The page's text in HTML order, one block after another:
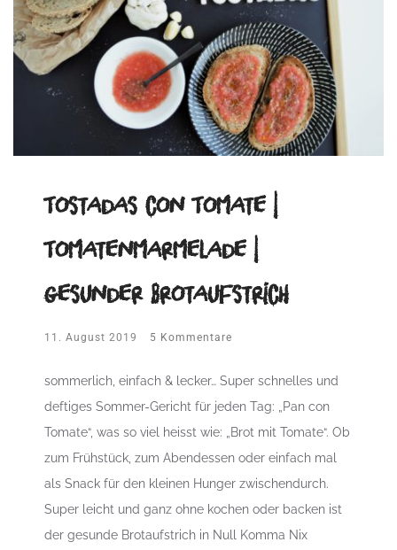
Tostadas con Tomate |
Tomatenmarmelade |
gesunder Brotaufstrich
11. August 2019 5 Kommentare
sommerlich, einfach & lecker… Super schnelles und
deftiges Sommer-Gericht für jeden Tag: „Pan con
Tomate“, was so viel heisst wie: „Brot mit Tomate“. Ob
zum Frühstück, zum Abendessen oder einfach mal
als Snack für den kleinen Hunger zwischendurch.
Super leicht und ganz ohne kochen oder backen ist
der gesunde Brotaufstrich in Null Komma Nix